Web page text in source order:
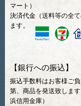
マート）
決済代金（送料等の全
ます。
【銀行への振込】
振込手数料はお客様ご
第、商品を発送致しま
浜信用金庫）